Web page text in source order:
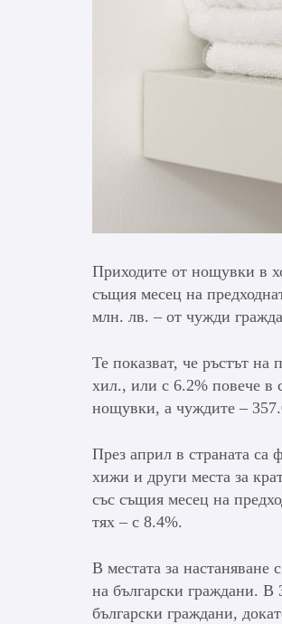
Приходите от нощувки в
същия месец на
млн. лв. – от чужди
Те показват, че ръстът на
хил., или с 6.2% повече в
нощувки, а чуждите –
През април в страната са
хижи и други места за
със същия месец на
тях – с 8.4%.
В местата за
на български граждани.
български граждани,